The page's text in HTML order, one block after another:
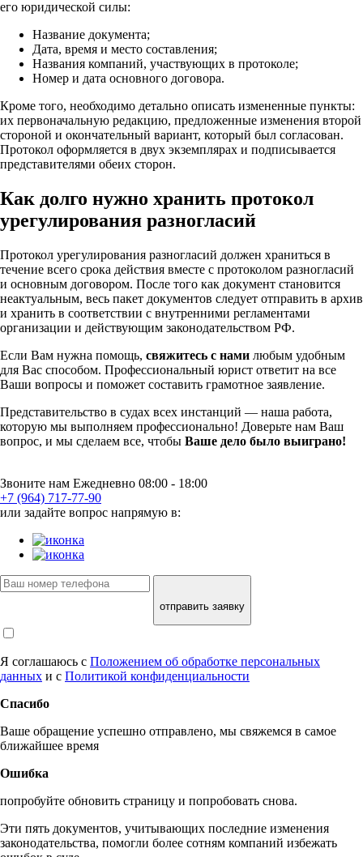
его юридической силы:
Название документа;
Дата, время и место составления;
Названия компаний, участвующих в протоколе;
Номер и дата основного договора.
Кроме того, необходимо детально описать измененные пункты:
их первоначальную редакцию, предложенные изменения второй
стороной и окончательный вариант, который был согласован.
Протокол оформляется в двух экземплярах и подписывается
представителями обеих сторон.
Как долго нужно хранить протокол
урегулирования разногласий
Протокол урегулирования разногласий должен храниться в
течение всего срока действия вместе с протоколом разногласий
и основным договором. После того как документ становится
неактуальным, весь пакет документов следует отправить в архив
и хранить в соответствии с внутренними регламентами
организации и действующим законодательством РФ.
Если Вам нужна помощь, свяжитесь с нами любым удобным
для Вас способом. Профессиональный юрист ответит на все
Ваши вопросы и поможет составить грамотное заявление.
Представительство в судах всех инстанций — наша работа,
которую мы выполняем профессионально! Доверьте нам Ваш
вопрос, и мы сделаем все, чтобы Ваше дело было выиграно!
Звоните нам Ежедневно 08:00 - 18:00
+7 (964) 717-77-90
или задайте вопрос напрямую в:
отправить заявку
Я соглашаюсь с Положением об обработке персональных
данных и с Политикой конфиденциальности
Спасибо
Ваше обращение успешно отправлено, мы свяжемся в самое
ближайшее время
Ошибка
попробуйте обновить страницу и попробовать снова.
Эти пять документов, учитывающих последние изменения
законодательства, помогли более сотням компаний избежать